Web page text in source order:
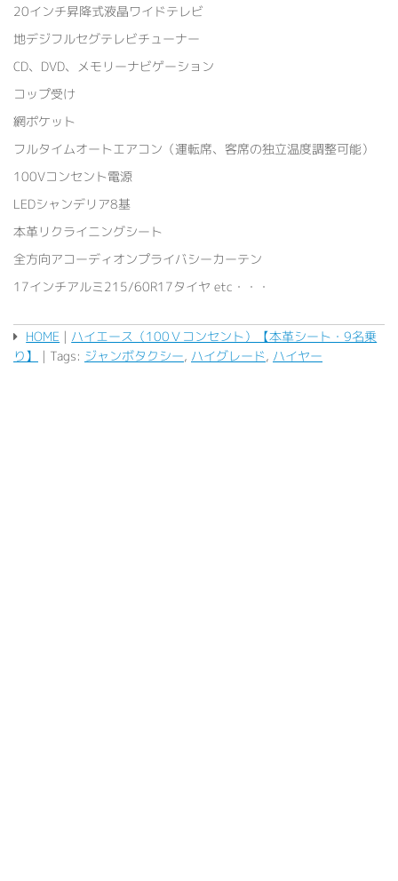
20インチ昇降式液晶ワイドテレビ
地デジフルセグテレビチューナー
CD、DVD、メモリーナビゲーション
コップ受け
網ポケット
フルタイムオートエアコン（運転席、客席の独立温度調整可能）
100Vコンセント電源
LEDシャンデリア8基
本革リクライニングシート
全方向アコーディオンプライバシーカーテン
17インチアルミ215/60R17タイヤ etc・・・
HOME | ハイエース（100Ｖコンセント）【本革シート・9名乗
り】
| Tags: ジャンボタクシー, ハイグレード , ハイヤー